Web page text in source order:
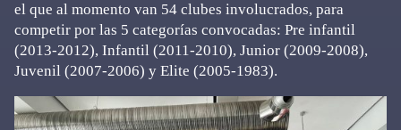
el que al momento van 54 clubes involucrados, para
competir por las 5 categorías convocadas: Pre infantil
(2013-2012), Infantil (2011-2010), Junior (2009-2008),
Juvenil (2007-2006) y Elite (2005-1983).